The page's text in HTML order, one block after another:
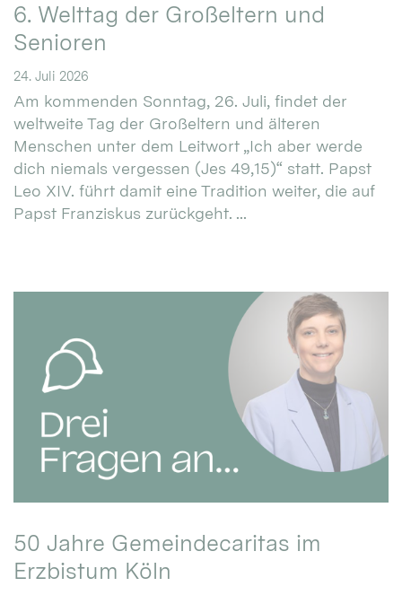
6. Welttag der Großeltern und
Senioren
24. Juli 2026
Am kommenden Sonntag, 26. Juli, findet der
weltweite Tag der Großeltern und älteren
Menschen unter dem Leitwort „Ich aber werde
dich niemals vergessen (Jes 49,15)“ statt. Papst
Leo XIV. führt damit eine Tradition weiter, die auf
Papst Franziskus zurückgeht. ...
50 Jahre Gemeindecaritas im
Erzbistum Köln